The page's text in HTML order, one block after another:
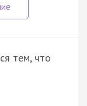
тем, что